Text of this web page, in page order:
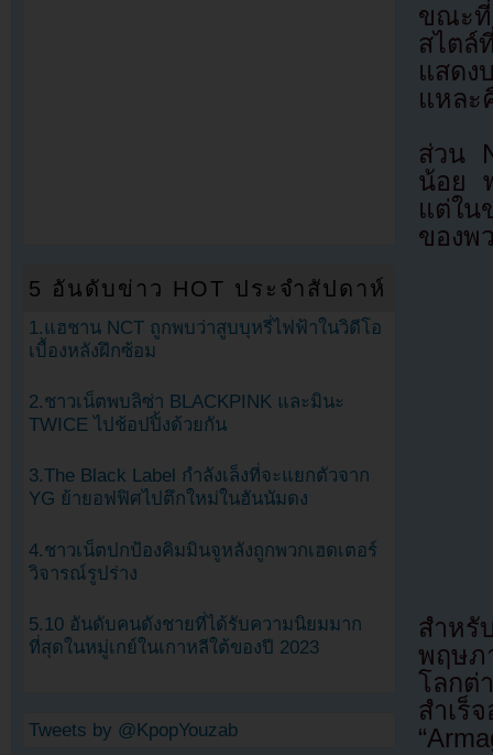
ขณะ
สไตล์
แสดง
แหละ
ส่วน
น้อย
แต่ใน
ของพ
สำห
พฤษภ
โลกต่
สำเร็
5 อันดับข่าว HOT ประจำสัปดาห์
1.แฮชาน NCT ถูกพบว่าสูบบุหรี่ไฟฟ้าในวิดีโอ
เบื้องหลังฝึกซ้อม
2.ชาวเน็ตพบลิซ่า BLACKPINK และมินะ
TWICE ไปช้อปปิ้งด้วยกัน
3.The Black Label กำลังเล็งที่จะแยกตัวจาก
YG ย้ายอฟฟิศไปตึกใหม่ในฮันนัมดง
4.ชาวเน็ตปกป้องคิมมินจูหลังถูกพวกเฮดเตอร์
วิจารณ์รูปร่าง
5.10 อันดับคนดังชายที่ได้รับความนิยมมาก
ที่สุดในหมู่เกย์ในเกาหลีใต้ของปี 2023
Tweets by @KpopYouzab